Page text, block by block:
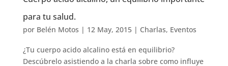
para tu salud.
por Belén Motos | 12 May, 2015| Charlas, Eventos
¿Tu cuerpo acido alcalino está en equilibrio?
Descúbrelo asistiendo a la charla sobre como influye